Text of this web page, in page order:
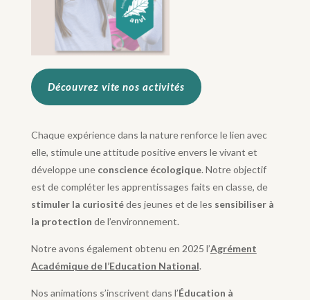
Découvrez vite nos activités
Chaque expérience dans la nature renforce le lien avec
elle, stimule une attitude positive envers le vivant et
développe une conscience écologique. Notre objectif
est de compléter les apprentissages faits en classe, de
stimuler la curiositédes jeunes et de les sensibiliser à
la protection de l’environnement.
Notre avons également obtenu en 2025 l’Agrément
Académique de l’Education National.
Nos animations s’inscrivent dans l’Éducation à